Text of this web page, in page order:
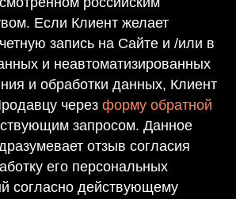
Если Клиент желает
запись на Сайте и /или в
и неавтоматизированных
и обработки данных, Клиент
через форму обратной
запросом. Данное
отзыв согласия
его персональных
согласно действующему